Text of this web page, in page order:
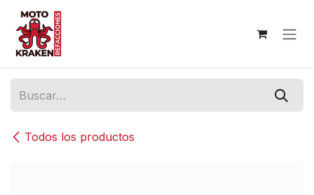
Ir al contenido
Todos los productos